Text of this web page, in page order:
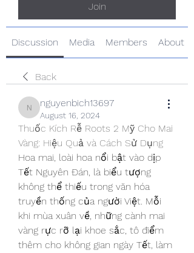
Join
Discussion Media Members About
Back
nguyenbich13697
nguyenbich13697
August 16, 2024
Thuốc Kích Rễ Roots 2 Mỹ Cho Mai
Vàng: Hiệu Quả và Cách Sử Dụng
Hoa mai, loài hoa nổi bật vào dịp
Tết Nguyên Đán, là biểu tượng
không thể thiếu trong văn hóa
truyền thống của người Việt. Mỗi
khi mùa xuân về, những cành mai
vàng rực rỡ lại khoe sắc, tô điểm
thêm cho không gian ngày Tết, làm